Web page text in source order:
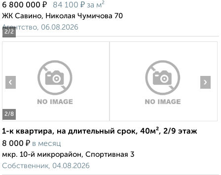
2/2
6 800 000 ₽ 84 100 ₽ за м²
ЖК Савино, Николая Чумичова 70
Агентство, 06.08.2026
2/8
‹ ›
1-к квартира, на длительный срок, 40м², 2/9 этаж
8 000 ₽ в месяц
мкр. 10-й микрорайон, Спортивная 3
Собственник, 04.08.2026